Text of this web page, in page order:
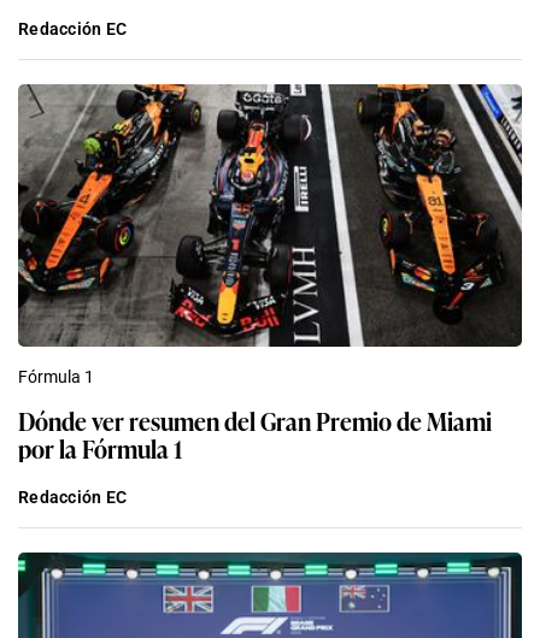
Redacción EC
Fórmula 1
Dónde ver resumen del Gran Premio de Miami
por la Fórmula 1
Redacción EC